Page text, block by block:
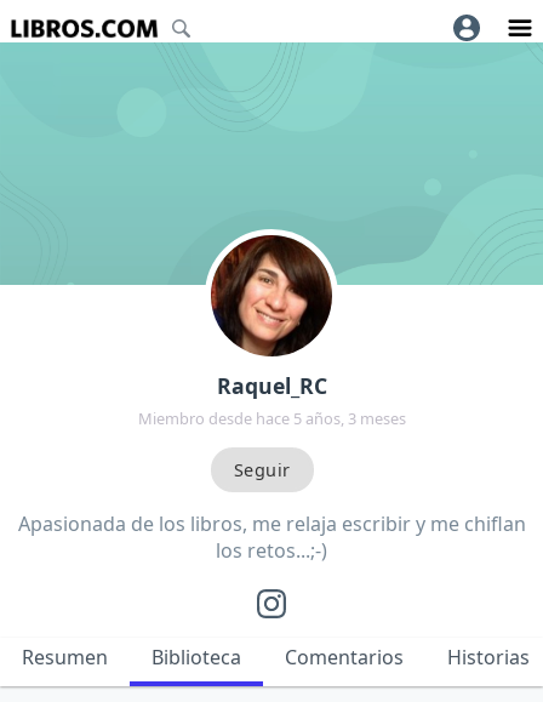
Raquel_RC
Miembro desde hace 5 años, 3 meses
Apasionada de los libros, me relaja escribir y me chiflan
los retos...;-)
Resumen Biblioteca Comentarios Historias